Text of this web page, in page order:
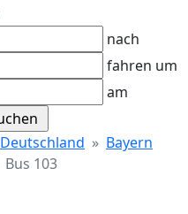
nach
fahren um
am
Deutschland
Bayern
Bus 103